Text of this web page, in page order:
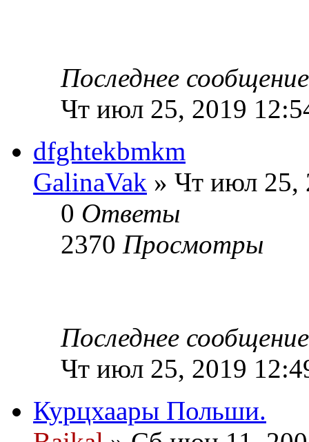
Последнее
Чт июл 25, 2019
dfghtekbmkm
GalinaVak » Чт июл 25,
0 Ответы
2370 Просмотры
Последнее
Чт июл 25, 2019
Курцхаары Польши.